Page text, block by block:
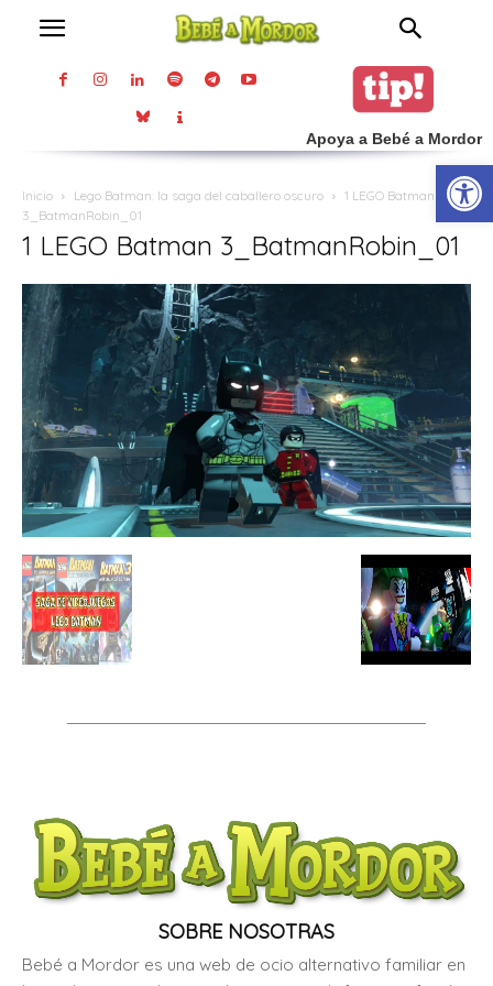
Apoya a Bebé a Mordor
Inicio Lego Batman: la saga del caballero oscuro
1 LEGO Batman
3_BatmanRobin_01
1 LEGO Batman 3_BatmanRobin_01
SOBRE NOSOTRAS
Bebé a Mordor es una web de ocio alternativo familiar en